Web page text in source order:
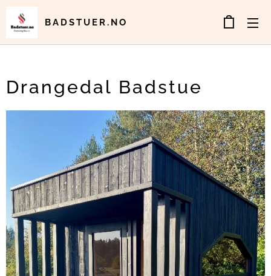
BADSTUER.NO
Drangedal Badstue